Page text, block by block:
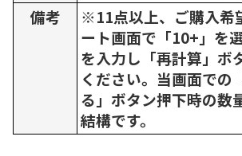
備考
※11点以上、ご購入希
ート画面で「10+」を
を入力し「再計算」ボ
ください。当画面での
る」ボタン押下時の数
結構です。